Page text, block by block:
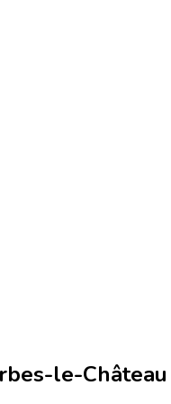
le-